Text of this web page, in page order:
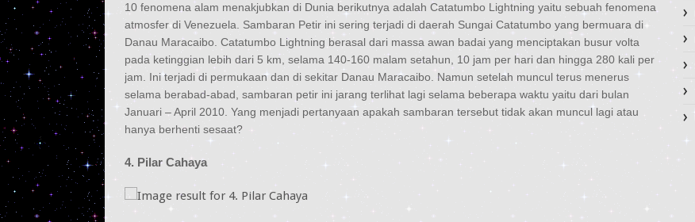
10 fenomena alam menakjubkan di Dunia berikutnya adalah Catatumbo Lightning yaitu sebuah fenomena
atmosfer di Venezuela. Sambaran Petir ini sering terjadi di daerah Sungai Catatumbo yang bermuara di
Danau Maracaibo. Catatumbo Lightning berasal dari massa awan badai yang menciptakan busur volta
pada ketinggian lebih dari 5 km, selama 140-160 malam setahun, 10 jam per hari dan hingga 280 kali per
jam. Ini terjadi di permukaan dan di sekitar Danau Maracaibo. Namun setelah muncul terus menerus
selama berabad-abad, sambaran petir ini jarang terlihat lagi selama beberapa waktu yaitu dari bulan
Januari – April 2010. Yang menjadi pertanyaan apakah sambaran tersebut tidak akan muncul lagi atau
hanya berhenti sesaat?
4. Pilar Cahaya